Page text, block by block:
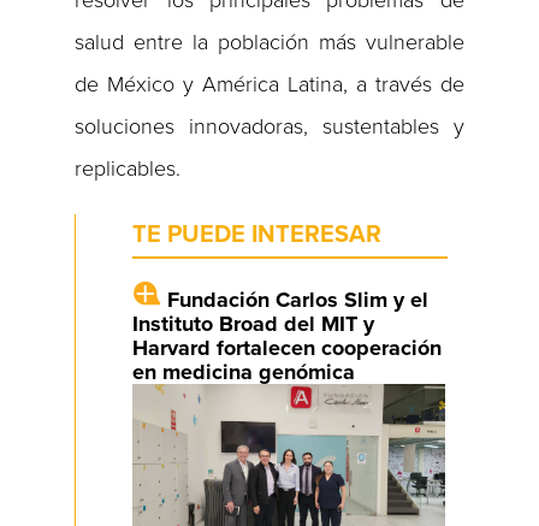
salud entre la población más vulnerable
de México y América Latina, a través de
soluciones innovadoras, sustentables y
replicables.
TE PUEDE INTERESAR
Fundación Carlos Slim y el
Instituto Broad del MIT y
Harvard fortalecen cooperación
en medicina genómica